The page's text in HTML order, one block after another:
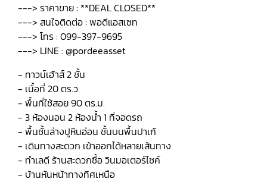
---> ราคาขาย : **DEAL CLOSED**
---> สนใจติดต่อ : พอดีแอสเซท
---> โทร : 099-397-9695
---> LINE : @pordeeasset
- ทาวน์เฮ้าส์ 2 ชั้น
- เนื้อที่ 20 ตร.ว.
- พื้นที่ใช้สอย 90 ตร.ม.
- 3 ห้องนอน 2 ห้องน้ำ 1 ที่จอดรถ
- พื้นชั้นล่างปูหินอ่อน ชั้นบนพื้นปาเก้
- เดินทางสะดวก เข้าออกได้หลายเส้นทาง
- ทำเลดี ร้านสะดวกซื้อ วินมอเตอร์ไซค์
- บ้านหันหน้าทางทิศเหนือ